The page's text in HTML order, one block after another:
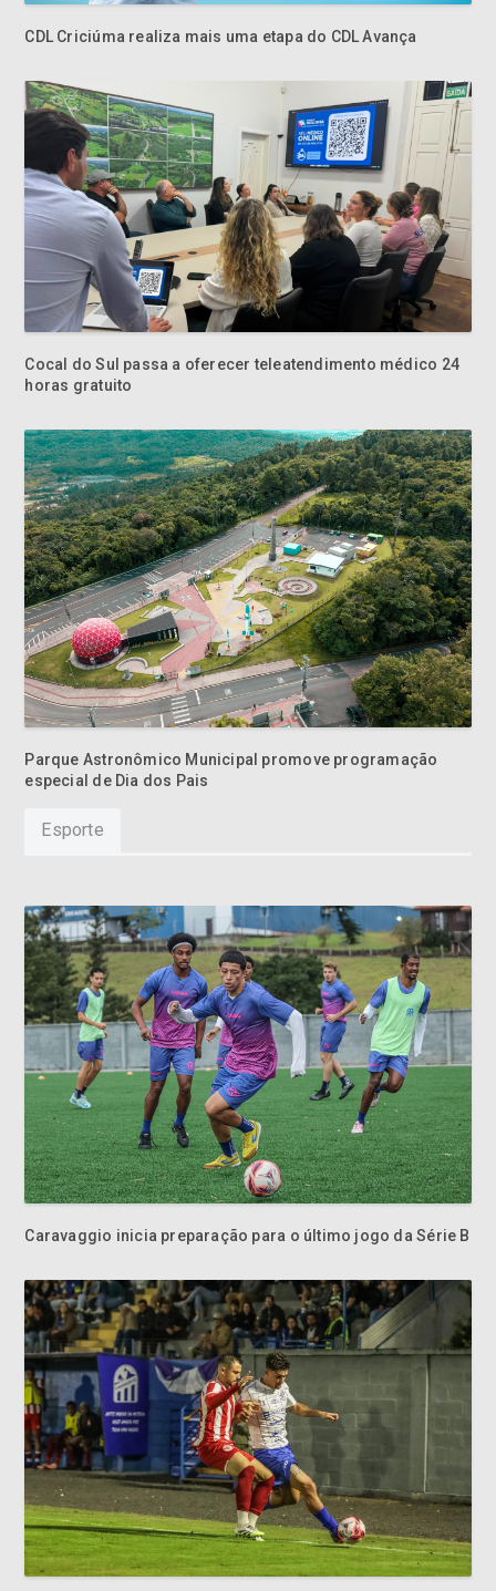
CDL Criciúma realiza mais uma etapa do CDL Avança
Cocal do Sul passa a oferecer teleatendimento médico 24
horas gratuito
Parque Astronômico Municipal promove programação
especial de Dia dos Pais
Esporte
Caravaggio inicia preparação para o último jogo da Série B